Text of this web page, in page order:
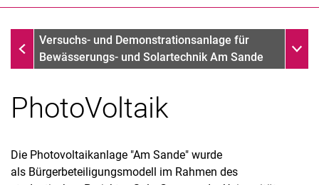
Suchen (öffnet externen Link in einem
SolarVersuchs- und Demonstrationsanlage für
Bewässerungs- und Solartechnik Am Sande
PhotoVoltaik
Die Photovoltaikanlage "Am Sande" wurde
als Bürgerbeteiligungsmodell im Rahmen des